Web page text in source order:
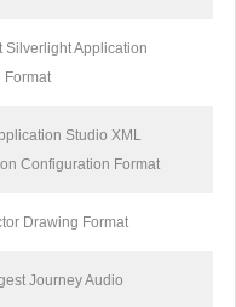
Silverlight Application
Format
Studio XML
Configuration Format
Drawing Format
Journey Audio